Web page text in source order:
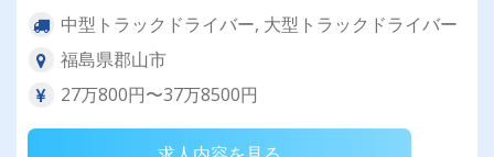
中型トラックドライバー, 大型トラックドライバー
福島県郡山市
27万800円〜37万8500円